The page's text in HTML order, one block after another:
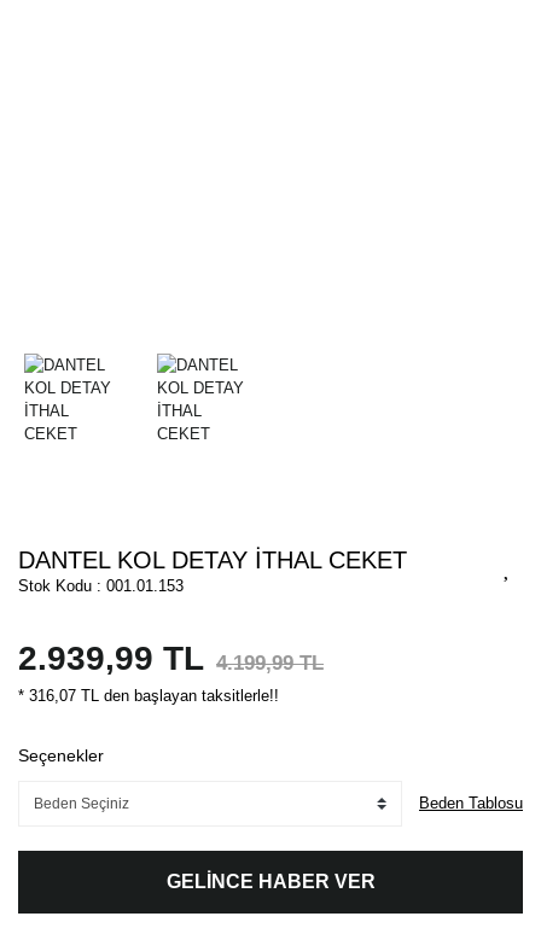
DANTEL KOL DETAY İTHAL CEKET
Stok Kodu : 001.01.153
2.939,99 TL 4.199,99 TL
* 316,07 TL den başlayan taksitlerle!!
Seçenekler
Beden Tablosu
GELİNCE HABER VER